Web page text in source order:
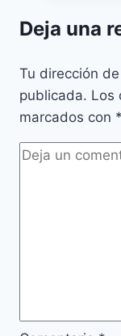
Deja una
Tu dirección
publicada. Los
marcados con *